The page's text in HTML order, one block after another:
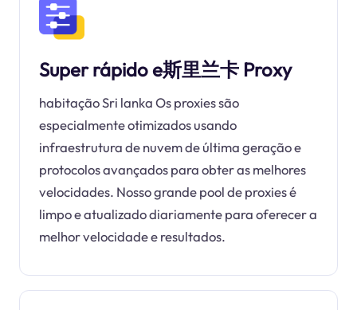
Super rápido e斯里兰卡 Proxy
habitação Sri lanka Os proxies são
especialmente otimizados usando
infraestrutura de nuvem de última geração e
protocolos avançados para obter as melhores
velocidades. Nosso grande pool de proxies é
limpo e atualizado diariamente para oferecer a
melhor velocidade e resultados.